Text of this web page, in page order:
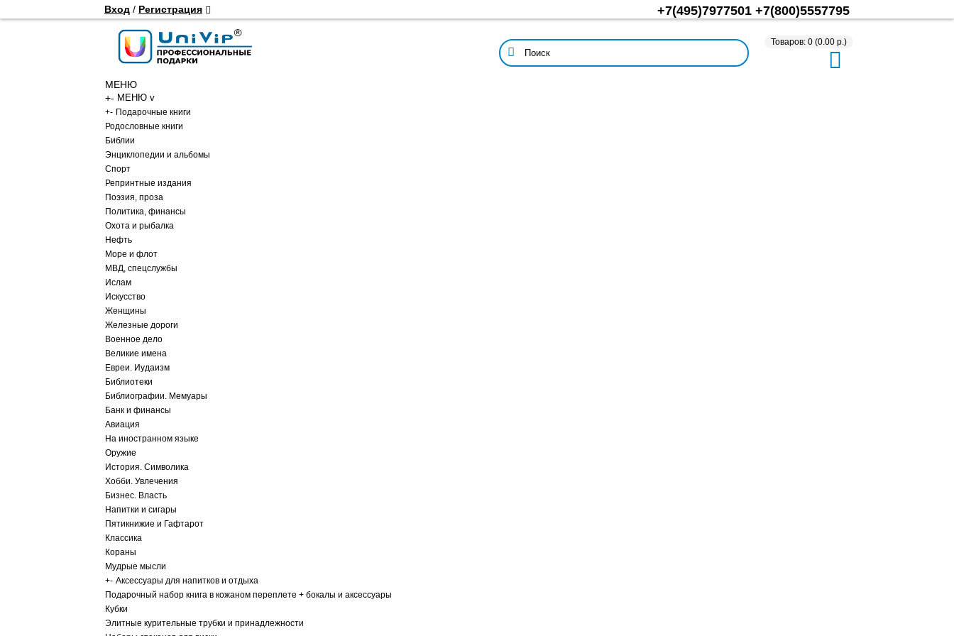
Вход / Регистрация +7(495)7977501 +7(800)5557795
Товаров: 0 (0.00 р.)
МЕНЮ
+- МЕНЮ v
+- Подарочные книги
Родословные книги
Библии
Энциклопедии и альбомы
Спорт
Репринтные издания
Поэзия, проза
Политика, финансы
Охота и рыбалка
Нефть
Море и флот
МВД, спецслужбы
Ислам
Искусство
Женщины
Железные дороги
Военное дело
Великие имена
Евреи. Иудаизм
Библиотеки
Библиографии. Мемуары
Банк и финансы
Авиация
На иностранном языке
Оружие
История. Символика
Хобби. Увлечения
Бизнес. Власть
Напитки и сигары
Пятикнижие и Гафтарот
Классика
Кораны
Мудрые мысли
+- Аксессуары для напитков и отдыха
Подарочный набор книга в кожаном переплете + бокалы и аксессуары
Кубки
Элитные курительные трубки и принадлежности